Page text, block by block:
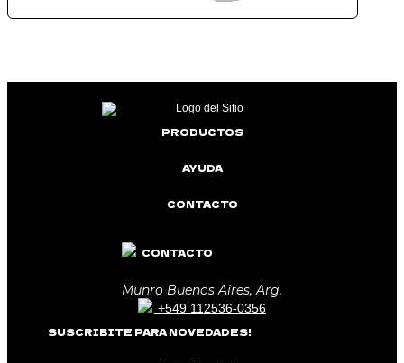
PRODUCTOS
AYUDA
CONTACTO
CONTACTO
Munro Buenos Aires, Arg.
+549 112536-0356
SUSCRIBITE PARA NOVEDADES!